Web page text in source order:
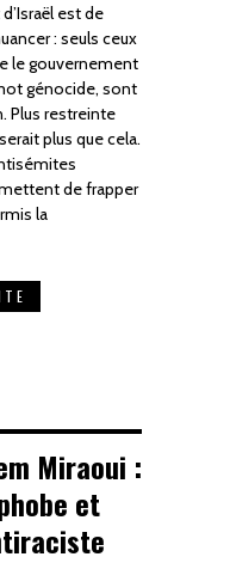
est de
: seuls ceux
le gouvernement
génocide, sont
Plus restreinte
plus que cela.
de frapper
la
Miraoui :
et